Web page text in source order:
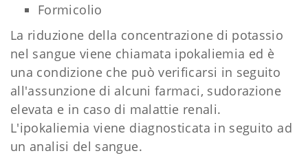
Formicolio
La riduzione della concentrazione di potassio
nel sangue viene chiamata ipokaliemia ed è
una condizione che può verificarsi in seguito
all'assunzione di alcuni farmaci, sudorazione
elevata e in caso di malattie renali.
L'ipokaliemia viene diagnosticata in seguito ad
un analisi del sangue.